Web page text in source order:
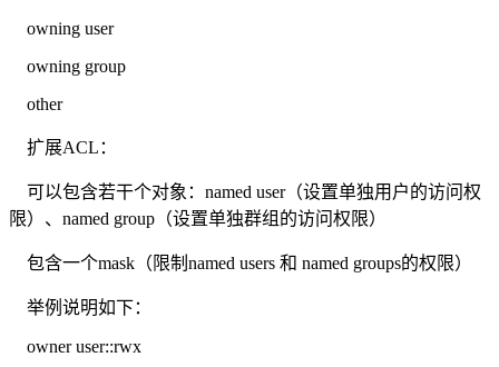
owning user
owning group
other
扩展ACL：
可以包含若干个对象：named user（设置单独用户的访问权
限）、named group（设置单独群组的访问权限）
包含一个mask（限制named users 和 named groups的权限）
举例说明如下：
owner user::rwx